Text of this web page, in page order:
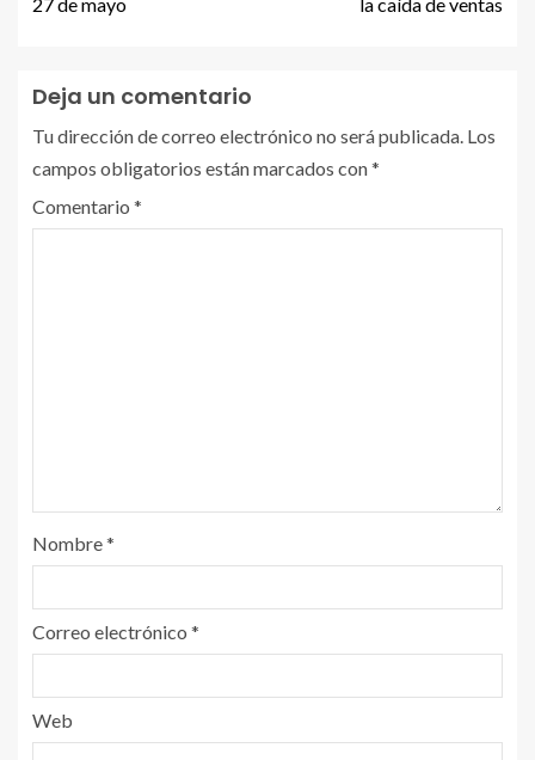
Deja un comentario
Tu dirección de correo electrónico no será publicada. Los
campos obligatorios están marcados con*
Comentario *
Nombre*
Correo electrónico *
Web